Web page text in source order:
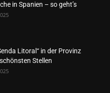
in Spanien – so geht’s
Litoral“ in der Provinz
Stellen